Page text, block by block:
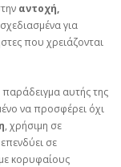
αντοχή,
για
που χρειάζονται
παράδειγμα αυτής της
να προσφέρει όχι
, χρήσιμη σε
σε
κορυφαίους